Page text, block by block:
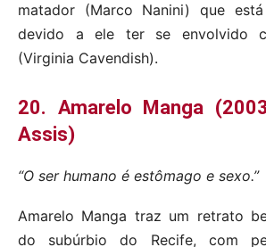
matador (Marco Nanini) que
devido a ele ter se envolvido
(Virginia Cavendish).
20. Amarelo Manga
Assis)
“O ser humano é estômago e sexo.”
Amarelo Manga traz um retrato
do subúrbio do Recife, com